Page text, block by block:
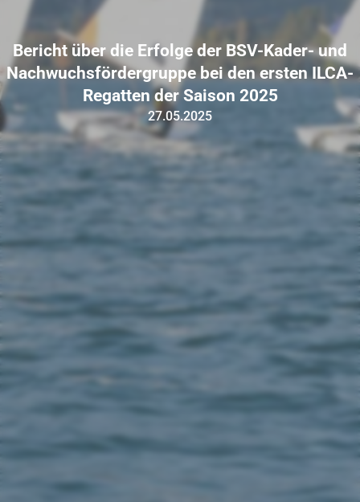
Bericht über die Erfolge der BSV-Kader- und
Nachwuchsfördergruppe bei den ersten ILCA-
Regatten der Saison 2025
27.05.2025